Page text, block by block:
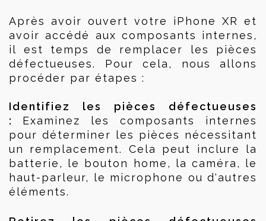
Après avoir ouvert votre iPhone XR et
avoir accédé aux composants internes,
il est temps de remplacer les pièces
défectueuses. Pour cela, nous allons
procéder par étapes :
Identifiez les pièces défectueuses
: Examinez les composants internes
pour déterminer les pièces nécessitant
un remplacement. Cela peut inclure la
batterie, le bouton home, la caméra, le
haut-parleur, le microphone ou d'autres
éléments.